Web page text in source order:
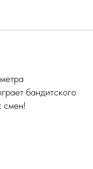
бандитского
смен!